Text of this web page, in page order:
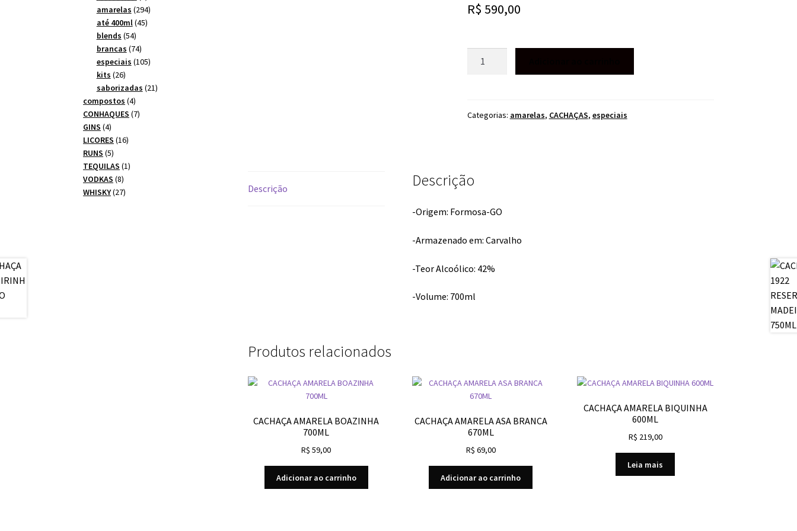
R$ 590,00
700ML
Categorias: amarelas, CACHAÇAS, especiais
Descrição Descrição
-Origem: Formosa-GO
-Armazenado em: Carvalho
-Teor Alcoólico: 42%
-Volume: 700ml
Produtos relacionados
CACHAÇA AMARELA BOAZINHA
700ML
R$ 59,00
Adicionar ao carrinho
CACHAÇA AMARELA ASA BRANCA
670ML
R$ 69,00
Adicionar ao carrinho
CACHAÇA AMARELA BIQUINHA
600ML
R$ 219,00
Leia mais
produtos
amarelas 294294
até 400ml 4545
blends 5454
produtos
brancas 7474
produtos
especiais 105105
kits 2626
produtos
saborizadas 2121
compostos 44
produtos
CONHAQUES 77
GINS 44
produtos
LICORES 1616
RUNS 55
produtos
TEQUILAS 11
VODKAS 88
produtos
WHISKY 2727